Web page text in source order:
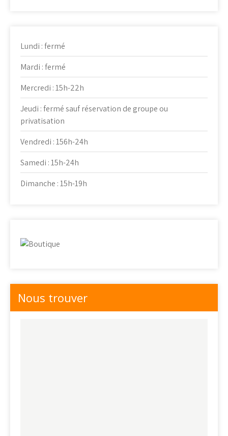
Lundi : fermé
Mardi : fermé
Mercredi : 15h-22h
Jeudi : fermé sauf réservation de groupe ou
privatisation
Vendredi : 156h-24h
Samedi : 15h-24h
Dimanche : 15h-19h
Nous trouver